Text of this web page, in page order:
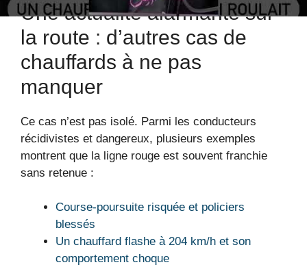
Une actualité alarmante sur
la route : d’autres cas de
chauffards à ne pas
manquer
Ce cas n’est pas isolé. Parmi les conducteurs
récidivistes et dangereux, plusieurs exemples
montrent que la ligne rouge est souvent franchie
sans retenue :
Course-poursuite risquée et policiers
blessés
Un chauffard flashe à 204 km/h et son
comportement choque